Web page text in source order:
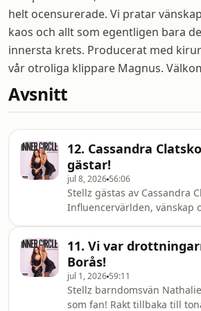
helt ocensurerade. Vi pratar
kaos och allt som egentligen bara
innersta krets. Producerat med
vår otroliga klippare Magnus.
Avsnitt
12. Cassandra
gästar!
jul 8, 2026 56:06
Stellz gästas av Cassandra
Influencervärlden, vänskap
veckan-terapi, frysa ägg,
och det dåliga samvetet att
poddlivet bakom
att träffa ngn ny. Om det
11. Vi var
Borås!
jul 1, 2026 59:11
Stellz barndomsvän
som fan! Rakt tillbaka till